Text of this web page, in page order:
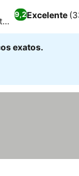
9,2Excelente
exatos.